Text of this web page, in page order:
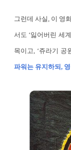
그런데 사실, 이 영
서도 ‘잃어버린 세
목이고, ‘쥬라기 공
파워는 유지하되,